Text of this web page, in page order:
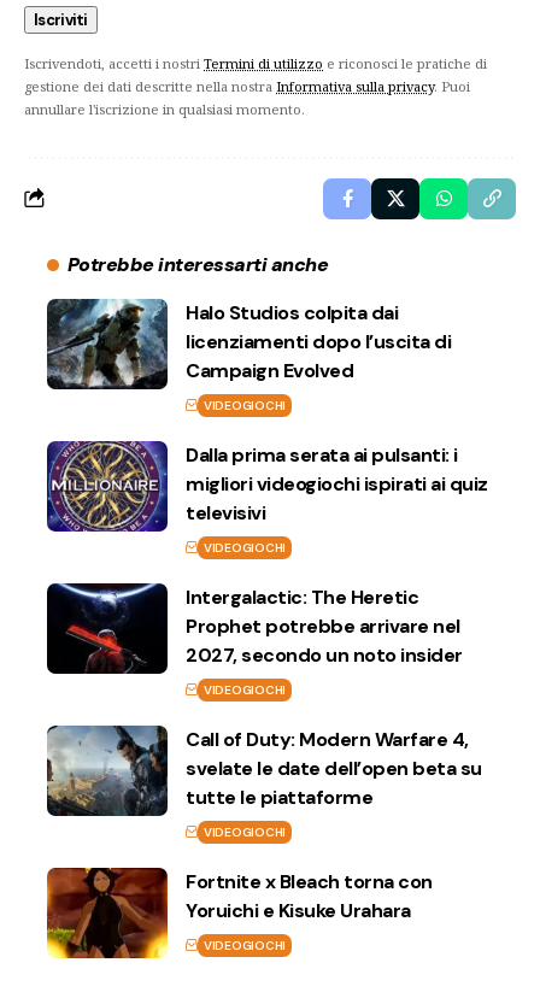
Iscrivendoti, accetti i nostri Termini di utilizzo e riconosci le pratiche di
gestione dei dati descritte nella nostra Informativa sulla privacy. Puoi
annullare l'iscrizione in qualsiasi momento.
Potrebbe interessarti anche
Halo Studios colpita dai
licenziamenti dopo l’uscita di
Campaign Evolved
VIDEOGIOCHI
Dalla prima serata ai pulsanti: i
migliori videogiochi ispirati ai quiz
televisivi
VIDEOGIOCHI
Intergalactic: The Heretic
Prophet potrebbe arrivare nel
2027, secondo un noto insider
VIDEOGIOCHI
Call of Duty: Modern Warfare 4,
svelate le date dell’open beta su
tutte le piattaforme
VIDEOGIOCHI
Fortnite x Bleach torna con
Yoruichi e Kisuke Urahara
VIDEOGIOCHI